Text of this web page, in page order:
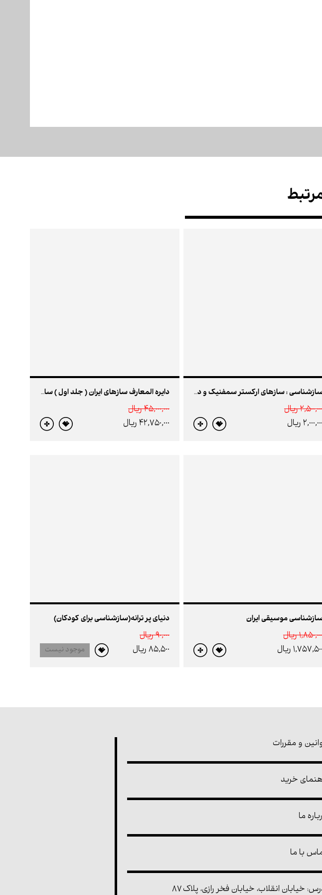
سازشناسی : سازهای ارکستر سمفنیک و دورانهای تاریخ
ريال
2,000,000 ريال
دایره‌ المعارف سازهای ایران ( جلد اول ) سازهای زهی مضرابی و آرشه‌ای نواحی ایران
45,000,000 ريال
42,750,000 ريال
موسیقی ایران
ريال
1,757,500 ريال
دنیای پر ترانه(سازشناسی برای کودکان)
90,000 ريال
85,500 ريال
موجود نیست
و مقررات
خرید
ما
با ما
خیابان انقلاب، خیابان فخر رازی، پلاک ۸۷